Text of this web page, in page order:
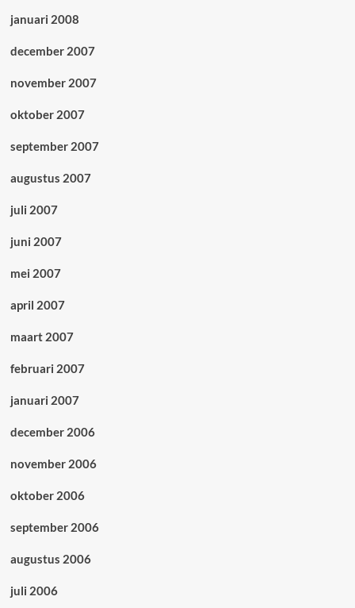
januari 2008
december 2007
november 2007
oktober 2007
september 2007
augustus 2007
juli 2007
juni 2007
mei 2007
april 2007
maart 2007
februari 2007
januari 2007
december 2006
november 2006
oktober 2006
september 2006
augustus 2006
juli 2006